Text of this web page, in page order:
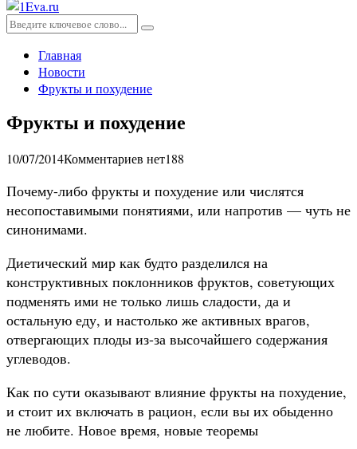
меню
Искать:
Поиск
Главная
Новости
Фрукты и похудение
Фрукты и похудение
10/07/2014Комментариев нет188
Почему-либо фрукты и похудение или числятся
несопоставимыми понятиями, или напротив — чуть не
синонимами.
Диетический мир как будто разделился на
конструктивных поклонников фруктов, советующих
подменять ими не только лишь сладости, да и
остальную еду, и настолько же активных врагов,
отвергающих плоды из-за высочайшего содержания
углеводов.
Как по сути оказывают влияние фрукты на похудение,
и стоит их включать в рацион, если вы их обыденно
не любите. Новое время, новые теоремы